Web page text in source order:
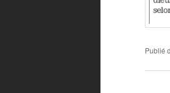
Publié